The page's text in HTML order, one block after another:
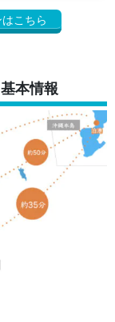
こちら
本情報